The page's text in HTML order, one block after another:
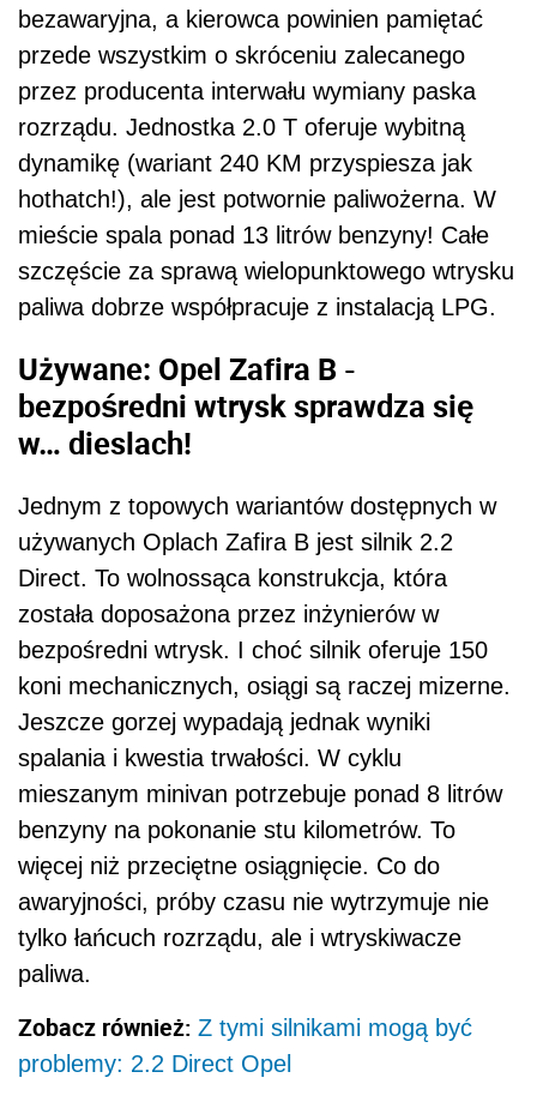
bezawaryjna, a kierowca powinien pamiętać
przede wszystkim o skróceniu zalecanego
przez producenta interwału wymiany paska
rozrządu. Jednostka 2.0 T oferuje wybitną
dynamikę (wariant 240 KM przyspiesza jak
hothatch!), ale jest potwornie paliwożerna. W
mieście spala ponad 13 litrów benzyny! Całe
szczęście za sprawą wielopunktowego wtrysku
paliwa dobrze współpracuje z instalacją LPG.
Używane: Opel Zafira B -
bezpośredni wtrysk sprawdza się
w… dieslach!
Jednym z topowych wariantów dostępnych w
używanych Oplach Zafira B jest silnik 2.2
Direct. To wolnossąca konstrukcja, która
została doposażona przez inżynierów w
bezpośredni wtrysk. I choć silnik oferuje 150
koni mechanicznych, osiągi są raczej mizerne.
Jeszcze gorzej wypadają jednak wyniki
spalania i kwestia trwałości. W cyklu
mieszanym minivan potrzebuje ponad 8 litrów
benzyny na pokonanie stu kilometrów. To
więcej niż przeciętne osiągnięcie. Co do
awaryjności, próby czasu nie wytrzymuje nie
tylko łańcuch rozrządu, ale i wtryskiwacze
paliwa.
Zobacz również: Z tymi silnikami mogą być
problemy: 2.2 Direct Opel